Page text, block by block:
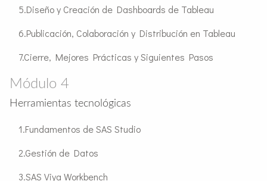
Diseño y Creación de Dashboards de Tableau
Publicación, Colaboración y Distribución en Tableau
Cierre, Mejores Prácticas y Siguientes Pasos
Módulo 4
Herramientas tecnológicas
Fundamentos de SAS Studio
Gestión de Datos
SAS Viya Workbench